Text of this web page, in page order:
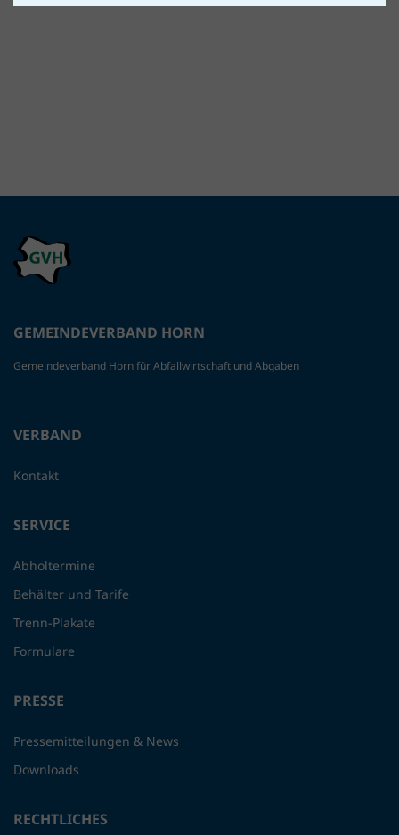
GEMEINDEVERBAND HORN
Gemeindeverband Horn für Abfallwirtschaft und Abgaben
VERBAND
Kontakt
SERVICE
Abholtermine
Behälter und Tarife
Trenn-Plakate
Formulare
PRESSE
Pressemitteilungen & News
Downloads
RECHTLICHES